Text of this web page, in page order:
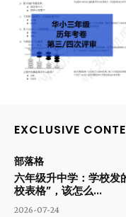
EXCLUSIVE
部落格
六年级升中学：学校发
校表格”，该怎么...
2026-07-24